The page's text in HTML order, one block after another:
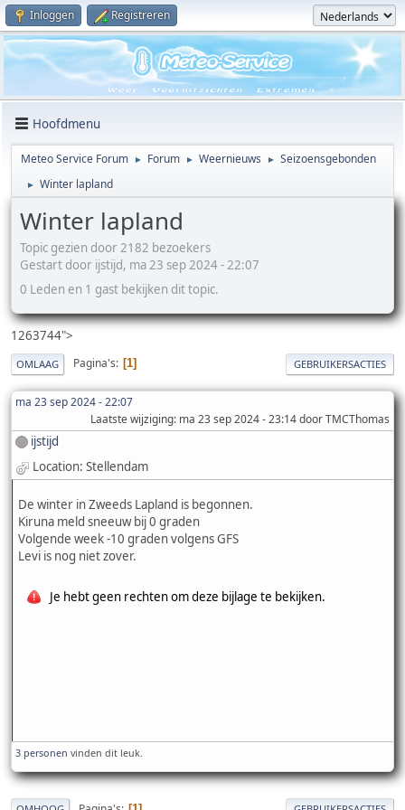
Inloggen Registreren
Hoofdmenu
Meteo Service Forum ► Forum ► Weernieuws ► Seizoensgebonden
► Winter lapland
Winter lapland
Topic gezien door 2182 bezoekers
Gestart door ijstijd, ma 23 sep 2024 - 22:07
0 Leden en 1 gast bekijken dit topic.
1263744">
OMLAAG Pagina's 1 GEBRUIKERSACTIES
ma 23 sep 2024 - 22:07
Laatste wijziging: ma 23 sep 2024 - 23:14 door TMCThomas
ijstijd
Location: Stellendam
De winter in Zweeds Lapland is begonnen.
Kiruna meld sneeuw bij 0 graden
Volgende week -10 graden volgens GFS
Levi is nog niet zover.
Je hebt geen rechten om deze bijlage te bekijken.
3 personen vinden dit leuk.